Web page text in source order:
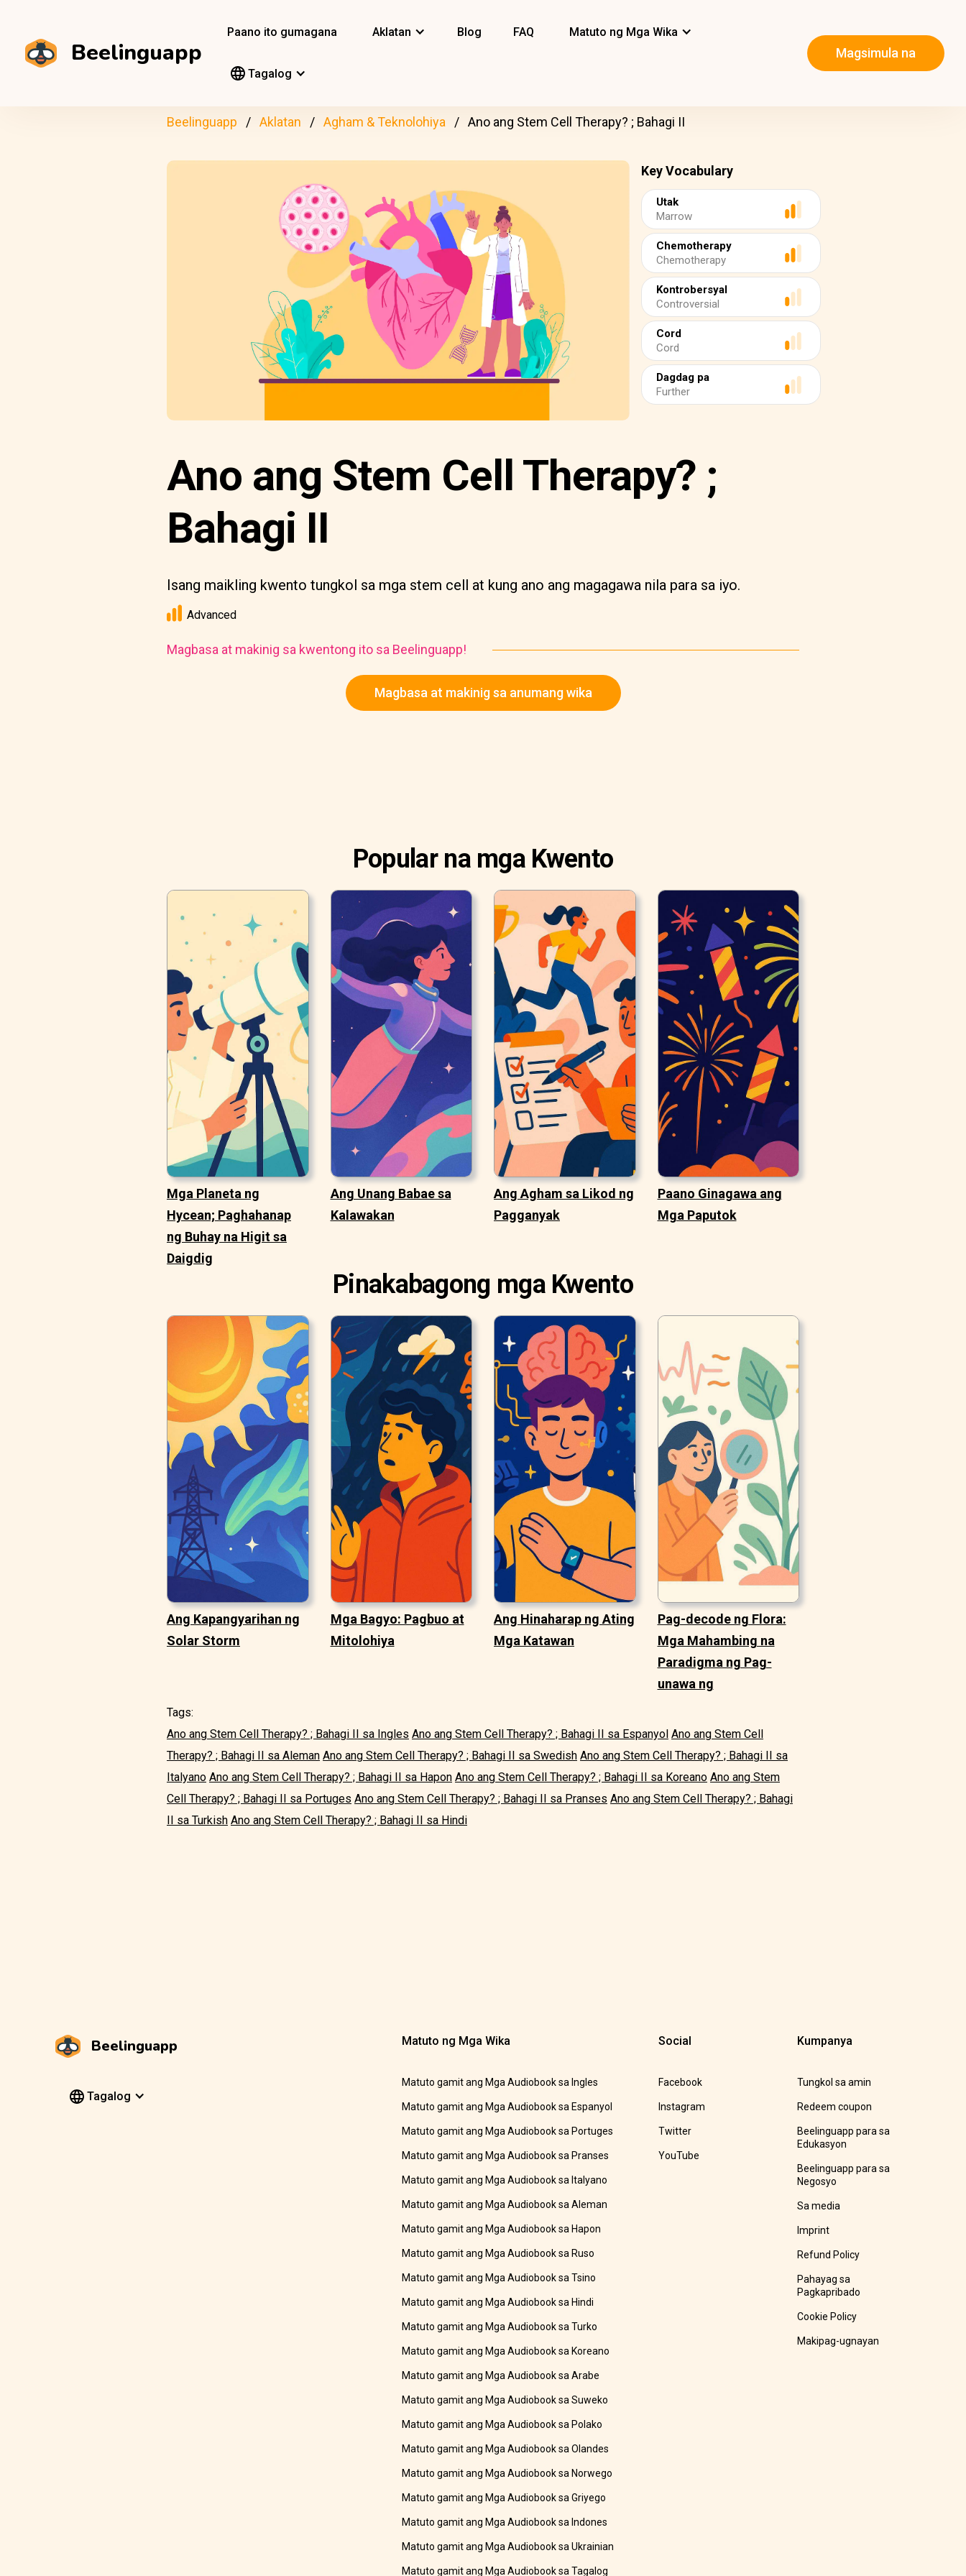
Beelinguapp
Paano ito gumagana Aklatan Blog FAQ Matuto ng Mga Wika
Tagalog
Magsimula na
Beelinguapp Aklatan Agham & Teknolohiya Ano ang Stem Cell Therapy? ; Bahagi II
Key Vocabulary
Utak
Marrow
Chemotherapy
Chemotherapy
Kontrobersyal
Controversial
Cord
Cord
Dagdag pa
Further
Ano ang Stem Cell Therapy? ;
Bahagi II
Isang maikling kwento tungkol sa mga stem cell at kung ano ang magagawa nila para sa iyo.
Advanced
Magbasa at makinig sa kwentong ito sa Beelinguapp!
Magbasa at makinig sa anumang wika
Popular na mga Kwento
Mga Planeta ng
Hycean; Paghahanap
ng Buhay na Higit sa
Daigdig
Ang Unang Babae sa
Kalawakan
Ang Agham sa Likod ng
Pagganyak
Paano Ginagawa ang
Mga Paputok
Pinakabagong mga Kwento
Ang Kapangyarihan ng
Solar Storm
Mga Bagyo: Pagbuo at
Mitolohiya
Ang Hinaharap ng Ating
Mga Katawan
Pag-decode ng Flora:
Mga Mahambing na
Paradigma ng Pag-
unawa ng
Tags:
Ano ang Stem Cell Therapy? ; Bahagi II sa Ingles Ano ang Stem Cell Therapy? ; Bahagi II sa Espanyol Ano ang Stem Cell
Therapy? ; Bahagi II sa Aleman Ano ang Stem Cell Therapy? ; Bahagi II sa Swedish Ano ang Stem Cell Therapy? ; Bahagi II sa
Italyano Ano ang Stem Cell Therapy? ; Bahagi II sa Hapon Ano ang Stem Cell Therapy? ; Bahagi II sa Koreano Ano ang Stem
Cell Therapy? ; Bahagi II sa Portuges Ano ang Stem Cell Therapy? ; Bahagi II sa Pranses Ano ang Stem Cell Therapy? ; Bahagi
II sa Turkish Ano ang Stem Cell Therapy? ; Bahagi II sa Hindi
Beelinguapp
Tagalog
Matuto ng Mga Wika
Matuto gamit ang Mga Audiobook sa Ingles
Matuto gamit ang Mga Audiobook sa Espanyol
Matuto gamit ang Mga Audiobook sa Portuges
Matuto gamit ang Mga Audiobook sa Pranses
Matuto gamit ang Mga Audiobook sa Italyano
Matuto gamit ang Mga Audiobook sa Aleman
Matuto gamit ang Mga Audiobook sa Hapon
Matuto gamit ang Mga Audiobook sa Ruso
Matuto gamit ang Mga Audiobook sa Tsino
Matuto gamit ang Mga Audiobook sa Hindi
Matuto gamit ang Mga Audiobook sa Turko
Matuto gamit ang Mga Audiobook sa Koreano
Matuto gamit ang Mga Audiobook sa Arabe
Matuto gamit ang Mga Audiobook sa Suweko
Matuto gamit ang Mga Audiobook sa Polako
Matuto gamit ang Mga Audiobook sa Olandes
Matuto gamit ang Mga Audiobook sa Norwego
Matuto gamit ang Mga Audiobook sa Griyego
Matuto gamit ang Mga Audiobook sa Indones
Matuto gamit ang Mga Audiobook sa Ukrainian
Matuto gamit ang Mga Audiobook sa Tagalog
Social
Facebook
Instagram
Twitter
YouTube
Kumpanya
Tungkol sa amin
Redeem coupon
Beelinguapp para sa
Edukasyon
Beelinguapp para sa
Negosyo
Sa media
Imprint
Refund Policy
Pahayag sa
Pagkapribado
Cookie Policy
Makipag-ugnayan